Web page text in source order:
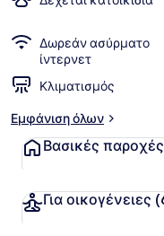
Δωρεάν ασύρματο
ίντερνετ
Κλιματισμός
Εμφάνιση όλων
Βασικές παροχές
Για οικογένειες